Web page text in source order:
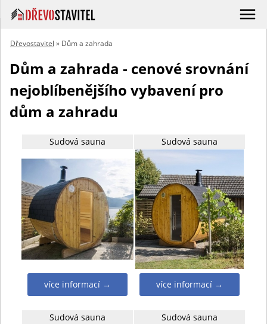
Dřevostavitel » Dům a zahrada
Dům a zahrada - cenové srovnání
nejoblíbenějšího vybavení pro
dům a zahradu
Sudová sauna
více informací →
Sudová sauna
více informací →
Sudová sauna Sudová sauna